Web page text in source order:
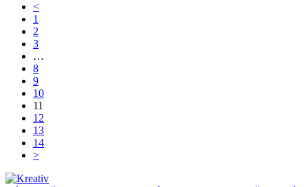
<
1
2
3
…
8
9
10
11
12
13
14
>